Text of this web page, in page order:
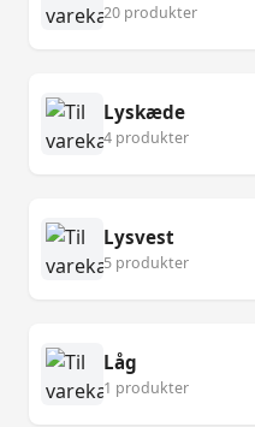
20 produkter
Lyskæde
4 produkter
Lysvest
5 produkter
Låg
1 produkter